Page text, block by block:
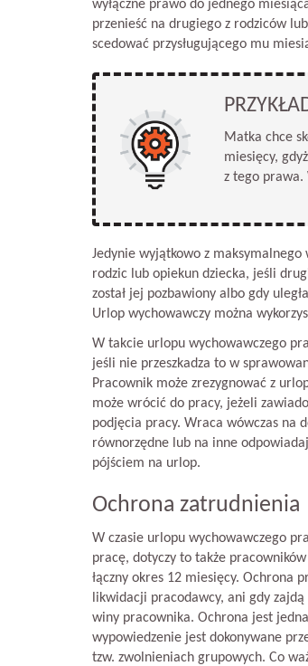
wyłączne prawo do jednego
przenieść na drugiego z rodziców
scedować przysługującego mu
Matka chce
miesięcy,
z tego prawa.
Jedynie wyjątkowo z
rodzic lub opiekun dziecka, jeśli
został jej pozbawiony albo gdy
Urlop wychowawczy można
W takcie urlopu wychowawczego
jeśli nie przeszkadza to w
Pracownik może zrezygnować z
może wrócić do pracy, jeżeli
podjęcia pracy. Wraca wówczas na
równorzędne lub na inne
pójściem na urlop.
Ochrona zatrudnienia
W czasie urlopu wychowawczego
pracę, dotyczy to także
łączny okres 12 miesięcy. Ochrona
likwidacji pracodawcy, ani gdy
winy pracownika. Ochrona jest
wypowiedzenie jest dokonywane
tzw. zwolnieniach grupowych. Co